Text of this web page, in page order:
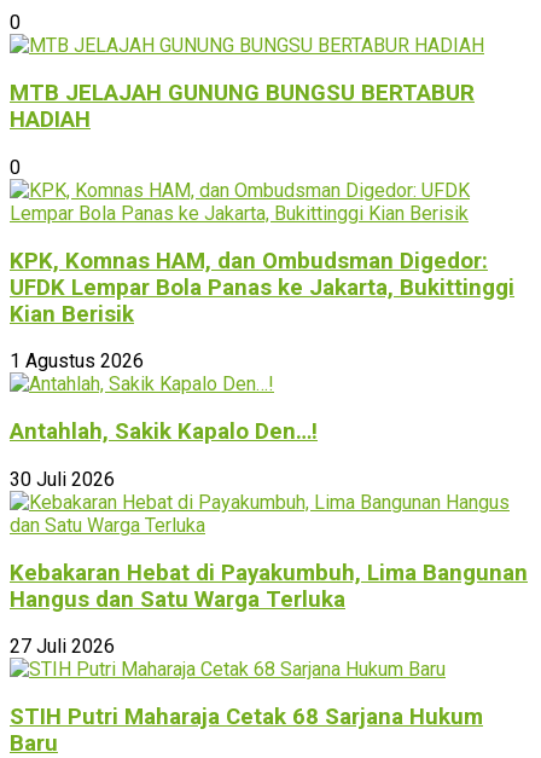
0
MTB JELAJAH GUNUNG BUNGSU BERTABUR
HADIAH
0
KPK, Komnas HAM, dan Ombudsman Digedor:
UFDK Lempar Bola Panas ke Jakarta, Bukittinggi
Kian Berisik
1 Agustus 2026
Antahlah, Sakik Kapalo Den…!
30 Juli 2026
Kebakaran Hebat di Payakumbuh, Lima Bangunan
Hangus dan Satu Warga Terluka
27 Juli 2026
STIH Putri Maharaja Cetak 68 Sarjana Hukum
Baru